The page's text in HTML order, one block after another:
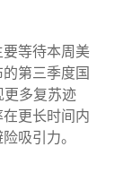
等待本周美
第三季度国
更多复苏迹
更长时间内
吸引力。